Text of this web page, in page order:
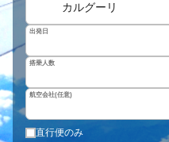
カルグーリ
出発日
搭乗人数
航空会社(任意)
直行便のみ